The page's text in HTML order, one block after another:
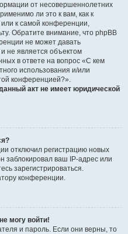
от несовершеннолетних
ли это к вам, как к
к самой конференции,
Обратите внимание, что phpBB
не может давать
не является объектом
в ответе на вопрос «С кем
использования и/или
конференцией?».
акт не имеет юридической
отключил регистрацию новых
заблокировал ваш IP-адрес или
зарегистрироваться.
конференции.
могу войти!
и пароль. Если они верны, то